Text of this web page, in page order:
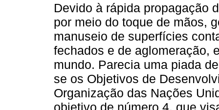
Devido à rápida propagação
por meio do toque de mãos,
manuseio de superfícies
fechados e de aglomeração,
mundo. Parecia uma piada
se os Objetivos de
Organização das Nações
objetivo de número 4, que